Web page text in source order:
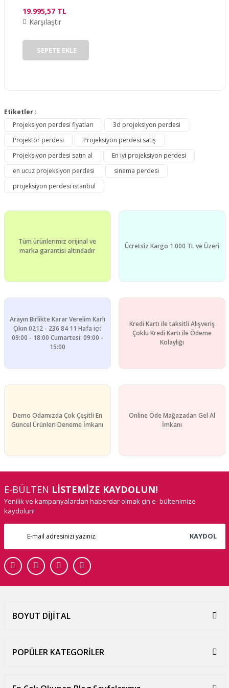
19.995,57 TL
Karşılaştır
SEPETE EKLE
Etiketler :
Projeksiyon perdesi fiyatları
3d projeksiyon perdesi
Projektör perdesi
Projeksiyon perdesi satış
Projeksiyon perdesi satın al
En iyi projeksiyon perdesi
en ucuz projeksiyon perdesi
sinema perdesi
projeksiyon perdesi istanbul
Tüm ürünlerimiz orijinal ve
marka garantisi altındadır
Ücretsiz Kargo 1.000 TL ve Üzeri
Arayın Birlikte Karar Verelim Karlı
Çıkın 0212 - 236 84 11 Hafa içi:
09:00 - 18:00 Cumartesi: 09:00 -
15:00
Kredi Kartı ile taksitli Alışveriş
Çoklu Kredi Kartı ile Ödeme
Kolaylığı
Demo Odamızda Çok Çeşitli En
Güncel Ürünleri Deneme İmkanı
Online Öde Mağazadan Gel Al
İmkanı
E-BÜLTEN LİSTEMİZE KAYDOLUN!
Yenilik ve kampanyalardan haberdar olmak çin e- bültenimize
kaydolun!
KAYDOL
BOYUT DİJİTAL
POPÜLER KATEGORİLER